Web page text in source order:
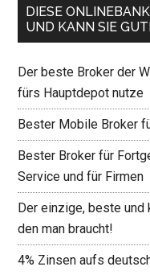
DIESE
UND KANN SIE
Der beste Broker der
fürs Hauptdepot nutze
Bester Mobile Broker
Bester Broker für
Service und für Firmen
Der einzige, beste
den man braucht!
4% Zinsen aufs